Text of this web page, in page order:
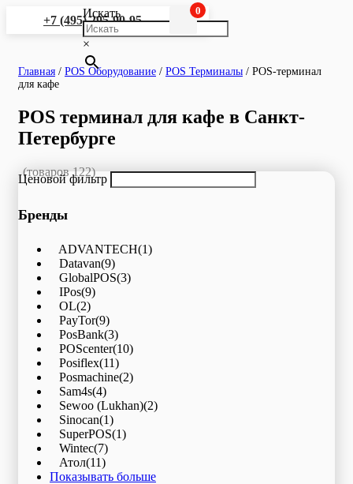
+7 (495) 295-90-95
Искать
×
0
Главная / POS Оборудование / POS Терминалы / POS-терминал
для кафе
POS терминал для кафе в Санкт-
Петербурге
(товаров 122)
Ценовой фильтр
Бренды
ADVANTECH(1)
Datavan(9)
GlobalPOS(3)
IPos(9)
OL(2)
PayTor(9)
PosBank(3)
POScenter(10)
Posiflex(11)
Posmachine(2)
Sam4s(4)
Sewoo (Lukhan)(2)
Sinocan(1)
SuperPOS(1)
Wintec(7)
Атол(11)
Показывать больше